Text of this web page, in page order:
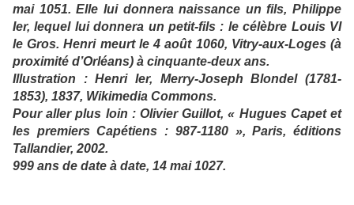
mai 1051. Elle lui donnera naissance un fils, Philippe
Ier, lequel lui donnera un petit-fils : le célèbre Louis VI
le Gros. Henri meurt le 4 août 1060, Vitry-aux-Loges (à
proximité d’Orléans) à cinquante-deux ans.
Illustration : Henri Ier, Merry-Joseph Blondel (1781-
1853), 1837, Wikimedia Commons.
Pour aller plus loin : Olivier Guillot, « Hugues Capet et
les premiers Capétiens : 987-1180 », Paris, éditions
Tallandier, 2002.
999 ans de date à date, 14 mai 1027.